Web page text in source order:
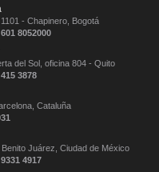
- Chapinero, Bogotá
8052000
del Sol, oficina 804 - Quito
3878
Cataluña
Juárez, Ciudad de México
4917